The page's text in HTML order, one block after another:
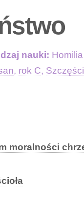
nauki: Homilia
, rok C,
moralności